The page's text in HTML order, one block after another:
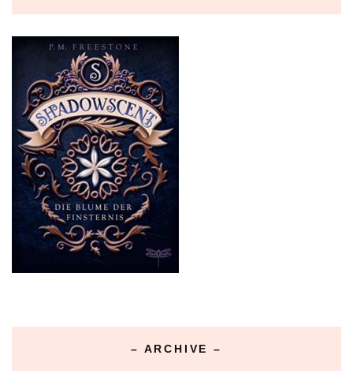
– ARCHIVE –